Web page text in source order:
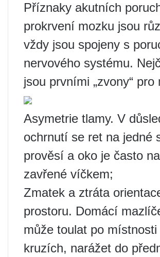
Příznaky akutních
prokrvení mozku jsou
vždy jsou spojeny s
nervového systému.
jsou prvními „zvony“ pro
Asymetrie tlamy. V
ochrnutí se ret na jedné
prověsí a oko je často
zavřené víčkem;
Zmatek a ztráta
prostoru. Domácí
může toulat po místnosti
kruzích, narážet do